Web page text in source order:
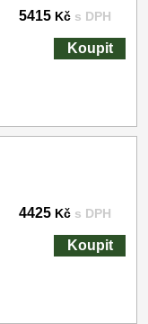
5415 Kč s DPH
Koupit
4425 Kč s DPH
Koupit